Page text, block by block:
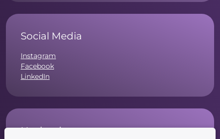
Social Media
Instagram
Facebook
LinkedIn
Navigation